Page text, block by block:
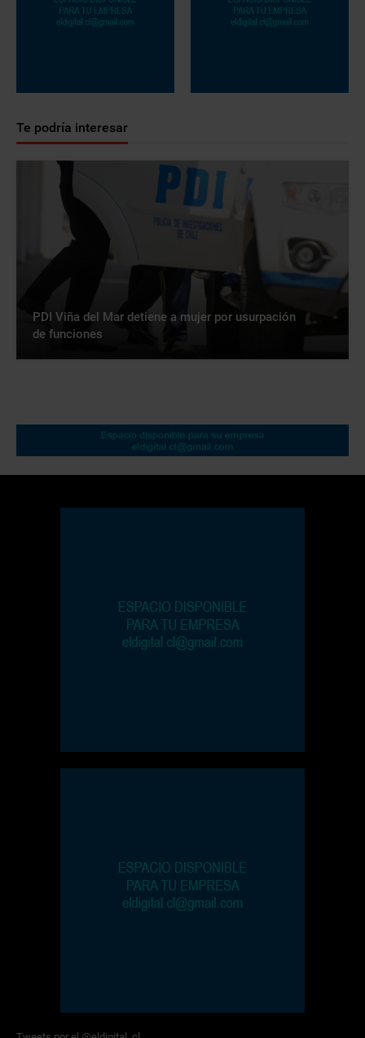
Te podría interesar
PDI Viña del Mar detiene a mujer por usurpación
de funciones